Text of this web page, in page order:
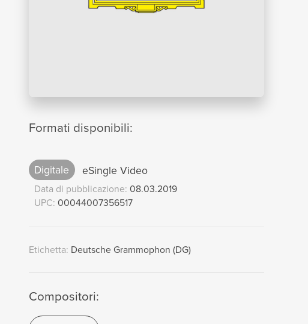
Formati disponibili:
Digitale eSingle Video
Data di pubblicazione: 08.03.2019
UPC: 00044007356517
Etichetta: Deutsche Grammophon (DG)
Compositori: